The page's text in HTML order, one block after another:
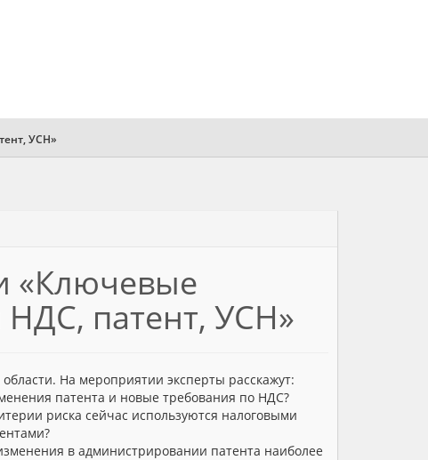
УСН»
«Ключевые
патент, УСН»
На мероприятии эксперты расскажут:
патента и новые требования по НДС?
риска сейчас используются налоговыми
в администрировании патента наиболее